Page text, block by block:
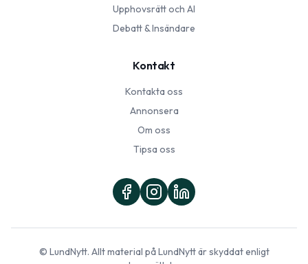
Upphovsrätt och AI
Debatt & Insändare
Kontakt
Kontakta oss
Annonsera
Om oss
Tipsa oss
© LundNytt. Allt material påLundNyttär skyddat enligt